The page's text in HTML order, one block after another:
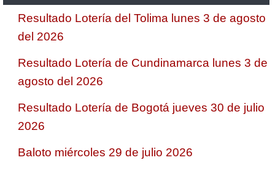
Resultado Lotería del Tolima lunes 3 de agosto
del 2026
Resultado Lotería de Cundinamarca lunes 3 de
agosto del 2026
Resultado Lotería de Bogotá jueves 30 de julio
2026
Baloto miércoles 29 de julio 2026